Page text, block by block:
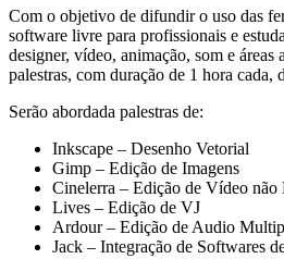
Com o objetivo de difundir o uso das
software livre para profissionais e
designer, vídeo, animação, som e áreas
palestras, com duração de 1 hora cada,
Serão abordada palestras de:
Inkscape – Desenho Vetorial
Gimp – Edição de Imagens
Cinelerra – Edição de Vídeo não
Lives – Edição de VJ
Ardour – Edição de Audio
Jack – Integração de Softwares